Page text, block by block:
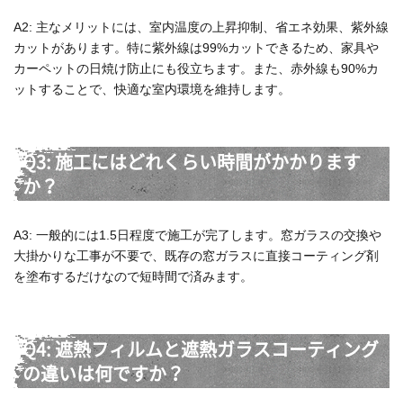
A2: 主なメリットには、室内温度の上昇抑制、省エネ効果、紫外線
カットがあります。特に紫外線は99%カットできるため、家具や
カーペットの日焼け防止にも役立ちます。また、赤外線も90%カ
ットすることで、快適な室内環境を維持します。
Q3: 施工にはどれくらい時間がかかります
か？
A3: 一般的には1.5日程度で施工が完了します。窓ガラスの交換や
大掛かりな工事が不要で、既存の窓ガラスに直接コーティング剤
を塗布するだけなので短時間で済みます。
Q4: 遮熱フィルムと遮熱ガラスコーティング
の違いは何ですか？